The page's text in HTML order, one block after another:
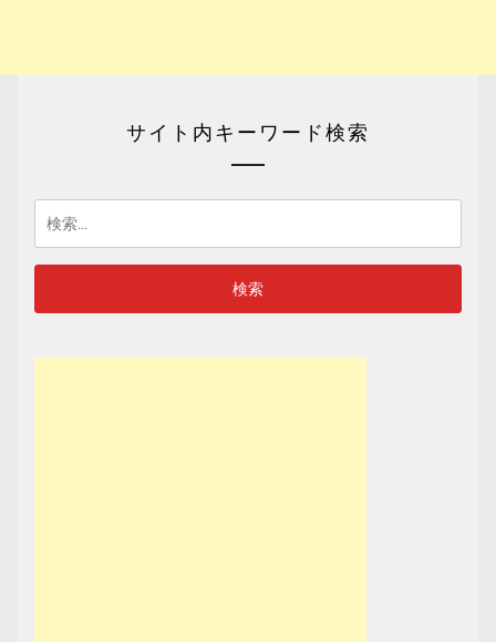
サイト内キーワード検索
検
索: